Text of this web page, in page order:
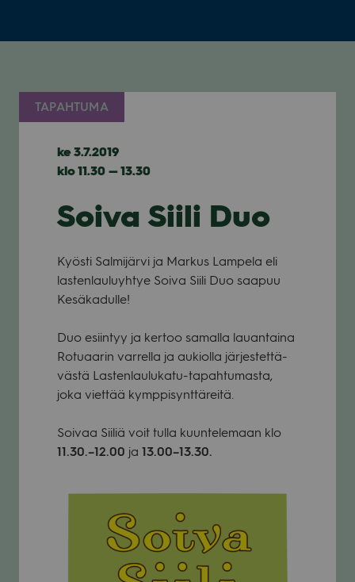
TAPAHTUMA
ke 3.7.2019
klo 11.30 — 13.30
Soiva Siili Duo
Kyösti Sal­mi­järvi ja Mar­kus Lam­pela eli
las­ten­lau­lu­yh­tye Soiva Siili Duo saa­puu
Kesä­ka­dulle!
Duo esiin­tyy ja ker­too samalla lau­an­taina
Rotu­aa­rin var­rella ja aukiolla jär­jes­tet­tä­
västä Las­ten­lau­lu­katu-tapah­tu­masta,
joka viet­tää kymp­pi­synt­tä­reitä.
Soi­vaa Sii­liä voit tulla kuun­te­le­maan klo
11.30.–12.00 ja 13.00–13.30.